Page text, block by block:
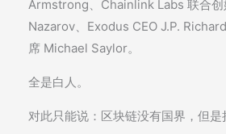
Armstrong、Chainlink Labs 联合
Nazarov、Exodus CEO J.P.
席 Michael Saylor。
全是白人。
对此只能说：区块链没有国界，但是